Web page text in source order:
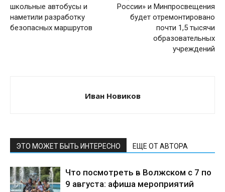
школьные автобусы и
наметили разработку
безопасных маршрутов
России» и Минпросвещения
будет отремонтировано
почти 1,5 тысячи
образовательных
учреждений
Иван Новиков
ЭТО МОЖЕТ БЫТЬ ИНТЕРЕСНО ЕЩЕ ОТ АВТОРА
Что посмотреть в Волжском с 7 по
9 августа: афиша мероприятий